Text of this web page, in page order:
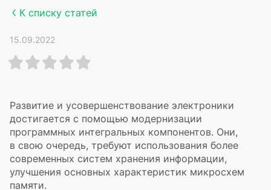
К списку статей
15.09.2022
Развитие и усовершенствование электроники
достигается с помощью модернизации
программных интегральных компонентов. Они,
в свою очередь, требуют использования более
современных систем хранения информации,
улучшения основных характеристик микросхем
памяти.